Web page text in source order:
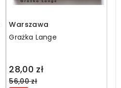
Warszawa
Grażka Lange
28,00 zł
Regular
price
56,00 zł